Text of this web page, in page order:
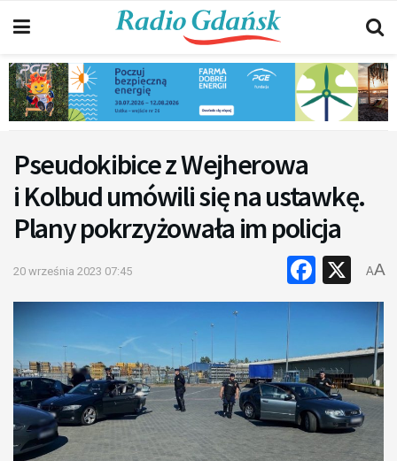
Pseudokibice z Wejherowa
i Kolbud umówili się na ustawkę.
Plany pokrzyżowała im policja
20 września 2023 07:45 X
AA